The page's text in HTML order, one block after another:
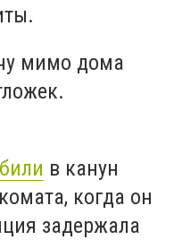
мимо дома
в канун
когда он
задержала